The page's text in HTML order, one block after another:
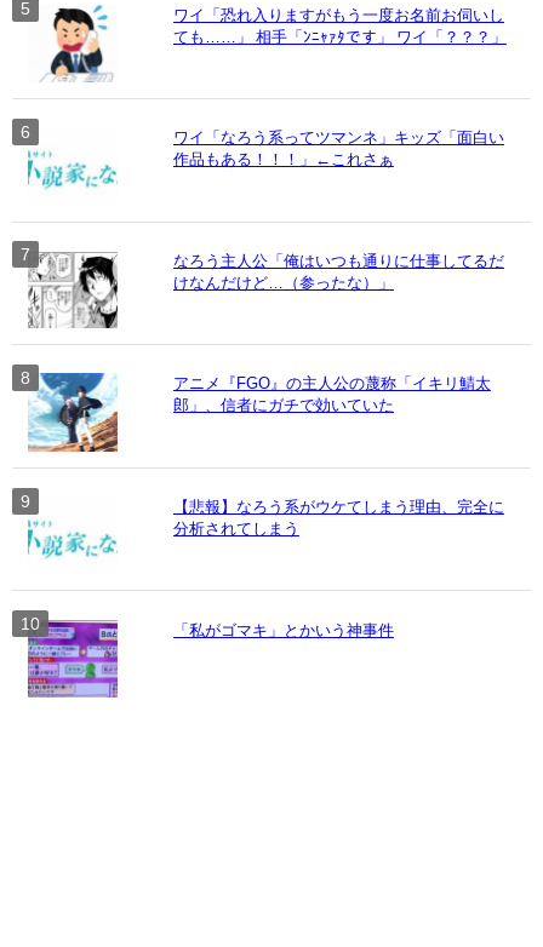
ワイ「恐れ入りますがもう一度お名前お伺いし
ても……」 相手「ﾝﾆｬｧﾀです」 ワイ「？？？」
ワイ「なろう系ってツマンネ」キッズ「面白い
作品もある！！！」←これさぁ
なろう主人公「俺はいつも通りに仕事してるだ
けなんだけど…（参ったな）」
アニメ『FGO』の主人公の蔑称「イキリ鯖太
郎」、信者にガチで効いていた
【悲報】なろう系がウケてしまう理由、完全に
分析されてしまう
「私がゴマキ」とかいう神事件